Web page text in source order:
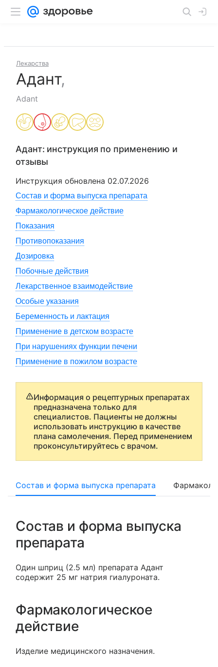
Лекарства
Адант,
Adant
Адант: инструкция по применению и
отзывы
Инструкция обновлена 02.07.2026
Состав и форма выпуска препарата
Фармакологическое действие
Показания
Противопоказания
Дозировка
Побочные действия
Лекарственное взаимодействие
Особые указания
Беременность и лактация
Применение в детском возрасте
При нарушениях функции печени
Применение в пожилом возрасте
Информация о рецептурных препаратах
предназначена только для
специалистов. Пациенты не должны
использовать инструкцию в качестве
плана самолечения. Перед применением
проконсультируйтесь с врачом.
Состав и форма выпуска препарата
Состав и форма выпуска
препарата
Один шприц (2.5 мл) препарата Адант
содержит 25 мг натрия гиалуроната.
Фармакологическое
действие
Изделие медицинского назначения.